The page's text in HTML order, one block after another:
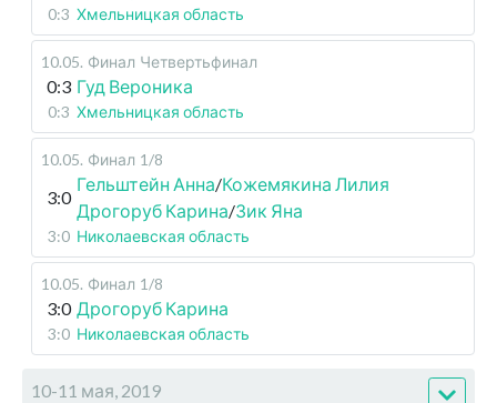
0:3 Хмельницкая область
10.05. Финал Четвертьфинал
0:3 Гуд Вероника
0:3 Хмельницкая область
10.05. Финал 1/8
3:0
Гельштейн Анна/Кожемякина Лилия
Дрогоруб Карина/Зик Яна
3:0 Николаевская область
10.05. Финал 1/8
3:0 Дрогоруб Карина
3:0 Николаевская область
10-11 мая, 2019